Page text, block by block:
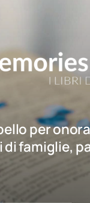
per
famiglie,